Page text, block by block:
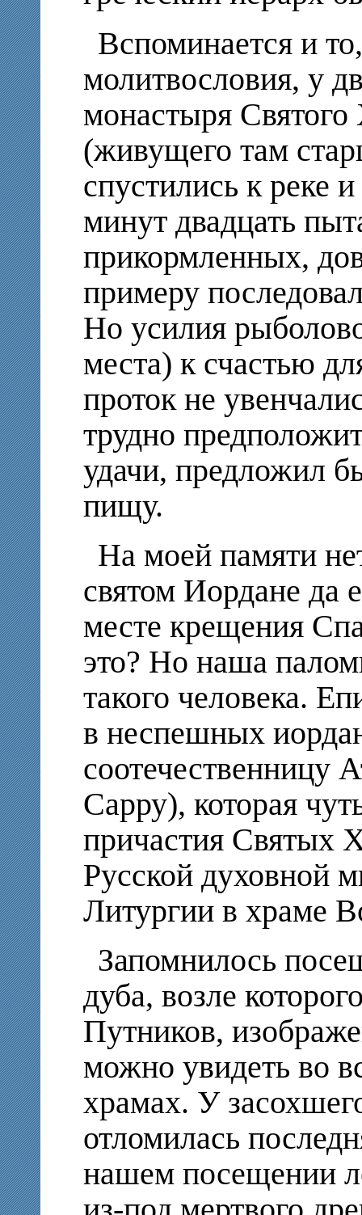
Вспоминается и
молитвословия, у
монастыря
(живущего там
спустились к реке
минут двадцать
прикормленных,
примеру
Но усилия
места) к счастью
проток не
трудно
удачи, предложил
пищу.
На моей памяти
святом Иордане да
месте крещения
это? Но наша
такого человека.
в неспешных
соотечественницу
Сарру), которая
причастия Святых
Русской духовной
Литургии в храме
Запомнилось
дуба, возле
Путников,
можно увидеть во
храмах. У
отломилась
нашем посещении